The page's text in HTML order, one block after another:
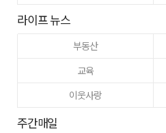
라이프 뉴스
부동산
교육
이웃사랑
주간매일